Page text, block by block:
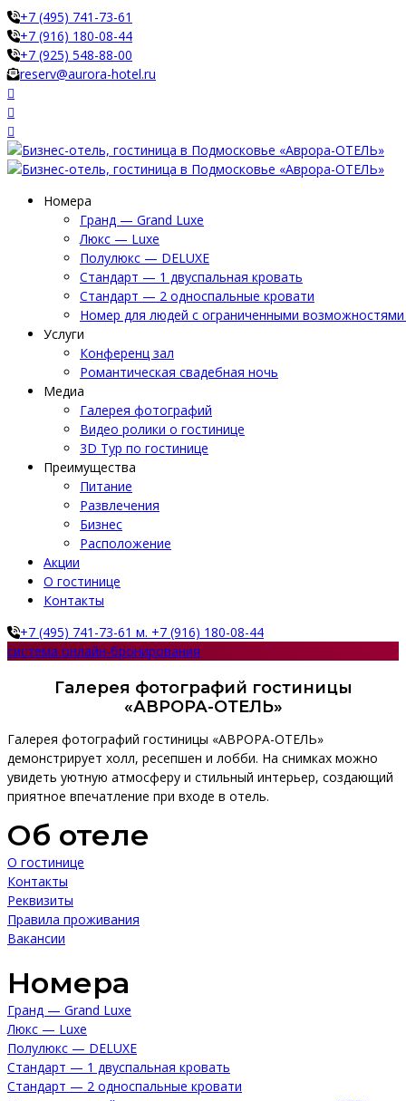
+7 (495) 741-73-61
+7 (916) 180-08-44
+7 (925) 548-88-00
reserv@aurora-hotel.ru
Номера
Гранд — Grand Luxe
Люкс — Luxe
Полулюкс — DELUXE
Стандарт — 1 двуспальная кровать
Стандарт — 2 односпальные кровати
Номер для людей с ограниченными возможностями
Услуги
Конференц зал
Романтическая свадебная ночь
Медиа
Галерея фотографий
Видео ролики о гостинице
3D Тур по гостинице
Преимущества
Питание
Развлечения
Бизнес
Расположение
Акции
О гостинице
Контакты
+7 (495) 741-73-61 м. +7 (916) 180-08-44
система онлайн-бронирования
Галерея фотографий гостиницы
«АВРОРА-ОТЕЛЬ»
Галерея фотографий гостиницы «АВРОРА-ОТЕЛЬ»
демонстрирует холл, ресепшен и лобби. На снимках можно
увидеть уютную атмосферу и стильный интерьер, создающий
приятное впечатление при входе в отель.
Об отеле
О гостинице
Контакты
Реквизиты
Правила проживания
Вакансии
Номера
Гранд — Grand Luxe
Люкс — Luxe
Полулюкс — DELUXE
Стандарт — 1 двуспальная кровать
Стандарт — 2 односпальные кровати